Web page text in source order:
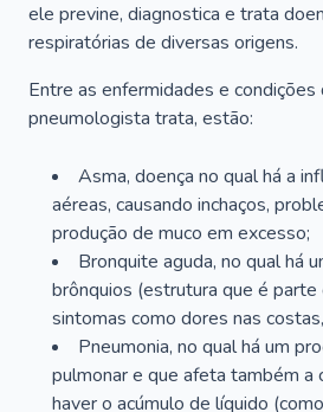
ele previne, diagnostica e trata
respiratórias de diversas origens.
Entre as enfermidades e condições
pneumologista trata, estão:
Asma, doença no qual há a
aéreas, causando inchaços,
produção de muco em excesso;
Bronquite aguda, no qual há
brônquios (estrutura que é parte
sintomas como dores nas
Pneumonia, no qual há um
pulmonar e que afeta também a
haver o acúmulo de líquido